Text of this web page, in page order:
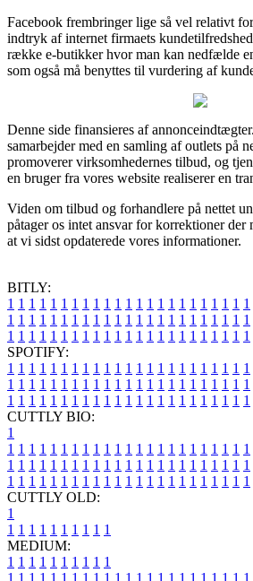
Facebook frembringer lige så vel relativt
indtryk af internet firmaets
række e-butikker hvor man kan nedfælde
som også må benyttes til vurdering af
Denne side finansieres af
samarbejder med en samling af outlets på
promoverer virksomhedernes tilbud, og
en bruger fra vores website realiserer en
Viden om tilbud og forhandlere på nettet
påtager os intet ansvar for korrektioner der
at vi sidst opdaterede vores informationer.
BITLY:
1 1 1 1 1 1 1 1 1 1 1 1 1 1 1 1 1 1 1 1 1 1 1
1 1 1 1 1 1 1 1 1 1 1 1 1 1 1 1 1 1 1 1 1 1 1
1 1 1 1 1 1 1 1 1 1 1 1 1 1 1 1 1 1 1 1 1 1 1
SPOTIFY:
1 1 1 1 1 1 1 1 1 1 1 1 1 1 1 1 1 1 1 1 1 1 1
1 1 1 1 1 1 1 1 1 1 1 1 1 1 1 1 1 1 1 1 1 1 1
1 1 1 1 1 1 1 1 1 1 1 1 1 1 1 1 1 1 1 1 1 1 1
CUTTLY BIO:
1
1 1 1 1 1 1 1 1 1 1 1 1 1 1 1 1 1 1 1 1 1 1 1
1 1 1 1 1 1 1 1 1 1 1 1 1 1 1 1 1 1 1 1 1 1 1
1 1 1 1 1 1 1 1 1 1 1 1 1 1 1 1 1 1 1 1 1 1 1
CUTTLY OLD:
1
1 1 1 1 1 1 1 1 1 1
MEDIUM:
1 1 1 1 1 1 1 1 1 1
1 1 1 1 1 1 1 1 1 1 1 1 1 1 1 1 1 1 1 1 1 1 1